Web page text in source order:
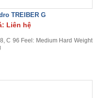
TREIBER G
Liên hệ
C 96 Feel: Medium Hard Weight